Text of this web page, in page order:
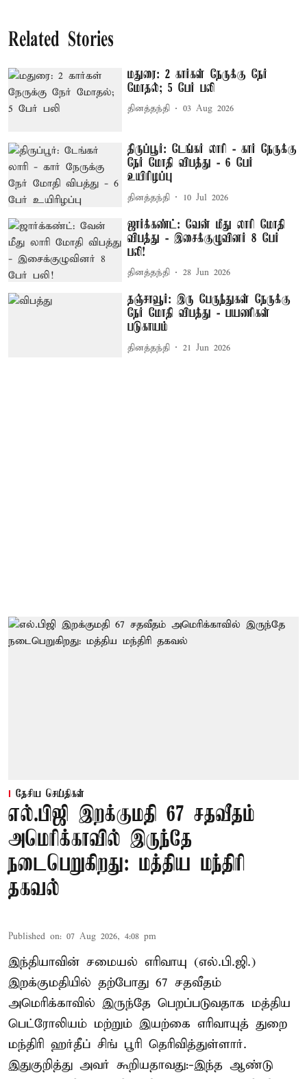
Related Stories
மதுரை: 2 கார்கள் நேருக்கு நேர்
மோதல்; 5 பேர் பலி
தினத்தந்தி 03 Aug 2026
திருப்பூர்: டேங்கர் லாரி - கார் நேருக்கு
நேர் மோதி விபத்து - 6 பேர்
உயிரிழப்பு
தினத்தந்தி 10 Jul 2026
ஜார்க்கண்ட்: வேன் மீது லாரி மோதி
விபத்து - இசைக்குழுவினர் 8 பேர்
பலி!
தினத்தந்தி 28 Jun 2026
தஞ்சாவூர்: இரு பேருந்துகள் நேருக்கு
நேர் மோதி விபத்து - பயணிகள்
படுகாயம்
தினத்தந்தி 21 Jun 2026
தேசிய செய்திகள்
எல்.பிஜி இறக்குமதி 67 சதவீதம்
அமெரிக்காவில் இருந்தே
நடைபெறுகிறது: மத்திய மந்திரி
தகவல்
Published on: 07 Aug 2026, 4:08 pm
இந்தியாவின் சமையல் எரிவாயு (எல்.பி.ஜி.)
இறக்குமதியில் தற்போது 67 சதவீதம்
அமெரிக்காவில் இருந்தே பெறப்படுவதாக மத்திய
பெட்ரோலியம் மற்றும் இயற்கை எரிவாயுத் துறை
மந்திரி ஹர்தீப் சிங் பூரி தெரிவித்துள்ளார்.
இதுகுறித்து அவர் கூறியதாவது:-இந்த ஆண்டு